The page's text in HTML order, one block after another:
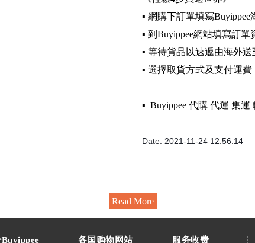
▪️ 網購下訂單填寫Buyippee
▪️ 到Buyippee網站填寫訂單
▪️ 等待貨品以速遞由海外送
▪️ 選擇取貨方式及支付運
▪️ Buyippee 代購 代運 集運
Date: 2021-11-24 12:56:14
Read More
各国购物网站
服务收费